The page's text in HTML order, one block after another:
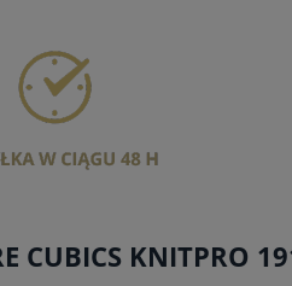
CUBICS KNITPRO